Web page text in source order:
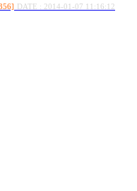
DATE : 2014-01-07 11:16:12